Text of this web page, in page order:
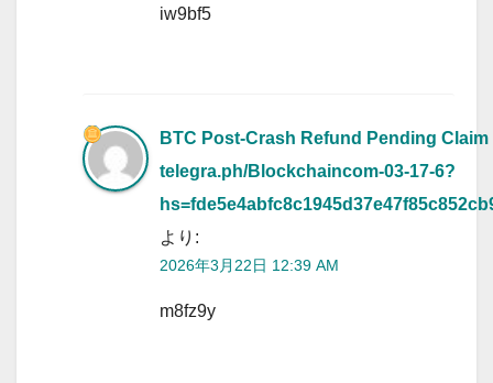
iw9bf5
BTC Post-Crash Refund Pending
telegra.ph/Blockchaincom-03-17-6?
より:
2026年3月22日 12:39 AM
m8fz9y